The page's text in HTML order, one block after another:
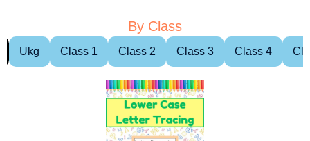
By Class
Ukg Class 1 Class 2 Class 3 Class 4